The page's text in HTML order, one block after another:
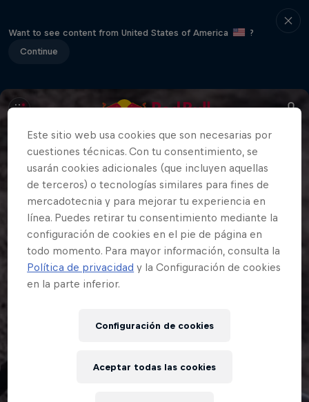
Want to see content from United States of America
?
Continue
Este sitio web usa cookies que son necesarias por
cuestiones técnicas. Con tu consentimiento, se
usarán cookies adicionales (que incluyen aquellas
de terceros) o tecnologías similares para fines de
mercadotecnia y para mejorar tu experiencia en
línea. Puedes retirar tu consentimiento mediante la
configuración de cookies en el pie de página en
todo momento. Para mayor información, consulta la
Política de privacidad y la Configuración de cookies
en la parte inferior.
Configuración de cookies
Aceptar todas las cookies